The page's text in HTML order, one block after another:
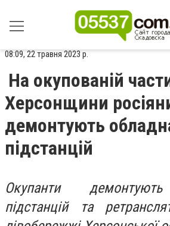
08:09, 22 травня 2023 р.
На окупованій
Херсонщини
демонтують
підстанцій
Окупанти
підстанцій та